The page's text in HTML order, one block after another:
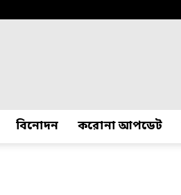
বিনোদন করোনা আপডেট